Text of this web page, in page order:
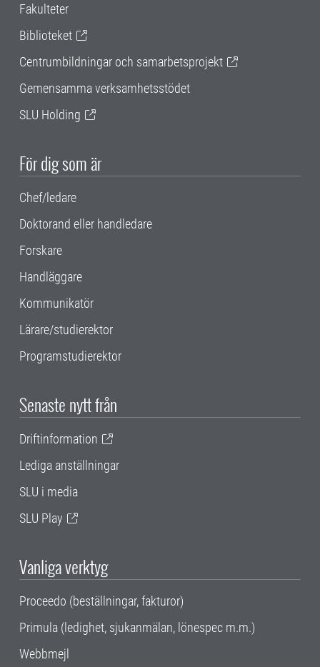
Fakulteter
Biblioteket
Centrumbildningar och samarbetsprojekt
Gemensamma verksamhetsstödet
SLU Holding
För dig som är
Chef/ledare
Doktorand eller handledare
Forskare
Handläggare
Kommunikatör
Lärare/studierektor
Programstudierektor
Senaste nytt från
Driftinformation
Lediga anställningar
SLU i media
SLU Play
Vanliga verktyg
Proceedo (beställningar, fakturor)
Primula (ledighet, sjukanmälan, lönespec m.m.)
Webbmejl